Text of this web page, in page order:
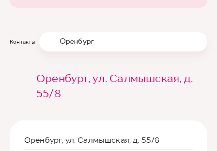
Контакты Оренбург
Оренбург, ул. Салмышская, д.
55/8
Оренбург, ул. Салмышская, д. 55/8